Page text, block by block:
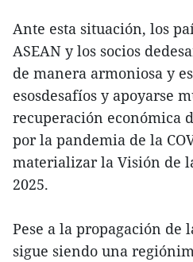
Ante esta situación, los
ASEAN y los socios
de manera armoniosa y
esosdesafíos y apoyarse
recuperación económica
por la pandemia de la
materializar la Visión de
2025.
Pese a la propagación de
sigue siendo una